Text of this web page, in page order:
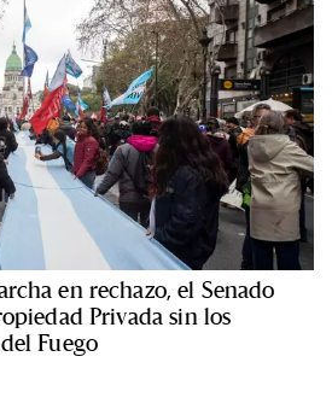
en rechazo, el Senado
Privada sin los
Fuego